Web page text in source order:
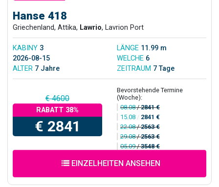
Hanse 418
Griechenland, Attika, Lawrio, Lavrion Port
KABINY 3 LÄNGE 11.99 m
2026-08-15
WELCHE 6
ALTER 7 Jahre ZEITRAUM 7 Tage
€ 4600
RABATT 38%
€ 2841
Bevorstehende Termine
(Woche):
08.08/2841 €
15.08 / 2841 €
22.08/2563 €
29.08/2563 €
05.09/3548 €
EINZELHEITEN ANSEHEN